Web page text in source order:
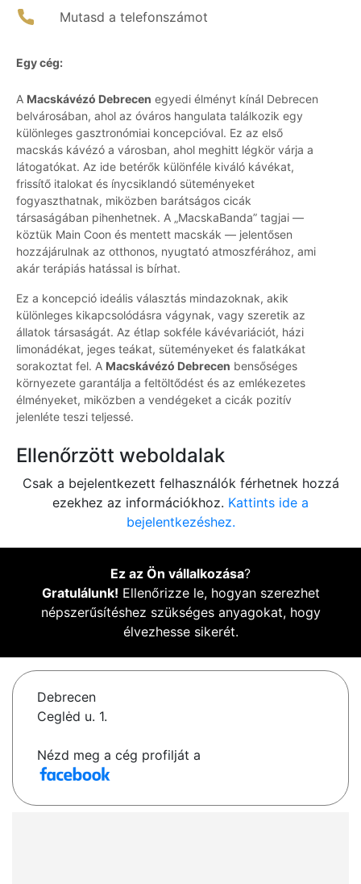
Mutasd a telefonszámot
Egy cég:
A Macskávézó Debrecen egyedi élményt kínál Debrecen
belvárosában, ahol az óváros hangulata találkozik egy
különleges gasztronómiai koncepcióval. Ez az első
macskás kávézó a városban, ahol meghitt légkör várja a
látogatókat. Az ide betérők különféle kiváló kávékat,
frissítő italokat és ínycsiklandó süteményeket
fogyaszthatnak, miközben barátságos cicák
társaságában pihenhetnek. A „MacskaBanda” tagjai —
köztük Main Coon és mentett macskák — jelentősen
hozzájárulnak az otthonos, nyugtató atmoszférához, ami
akár terápiás hatással is bírhat.
Ez a koncepció ideális választás mindazoknak, akik
különleges kikapcsolódásra vágynak, vagy szeretik az
állatok társaságát. Az étlap sokféle kávévariációt, házi
limonádékat, jeges teákat, süteményeket és falatkákat
sorakoztat fel. A Macskávézó Debrecen bensőséges
környezete garantálja a feltöltődést és az emlékezetes
élményeket, miközben a vendégeket a cicák pozitív
jelenléte teszi teljessé.
Ellenőrzött weboldalak
Csak a bejelentkezett felhasználók férhetnek hozzá
ezekhez az információkhoz. Kattints ide a
bejelentkezéshez.
Ez az Ön vállalkozása?
Gratulálunk! Ellenőrizze le, hogyan szerezhet
népszerűsítéshez szükséges anyagokat, hogy
élvezhesse sikerét.
Debrecen
Ceglėd u. 1.
Nézd meg a cég profilját a